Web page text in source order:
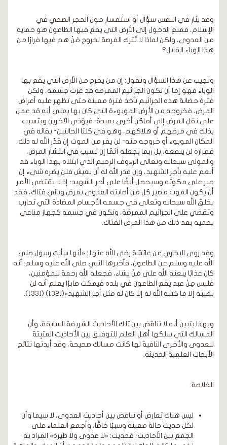
وقد يثار في النفس سؤال أو استفسار حول الحجر الصحي في
الإسلام، فمنع الدخول إلى الأرض التي يقع فيها الطاعون هو حماية
من العدوى، ولكن لماذا لا تُترك الفرصة لخروج مَنْ هم فيها فرارًا من
هذا الوباء القاتل؟
ونجيب عن هذا السؤال ونقول: إن من يخرج من الأرض التي يقع بها
الوباء فهو إما أن تكون الجراثيم الممرضة قد غزت جسمه، ولكن
فترة حضانة هذه الجراثيم تأخذ فترة معينة حتى تظهر عليه أعراض
المرض، فخروجه من الأرض الموبوءة التي كان بها يعني أنه قد عمل
على نقل المرض إلى أماكن أخرى بعيدة؛ فيؤذي الآخرين ويتسبب
بذلك في مرضهم أو هلاكهم، وهو في كلتا الحالتين- بقائه في
المكان الموبوء أو خروجه منه- لن يفر من الموت إن قدَّر الله له ذلك،
ففراره لن ينفعه، بل ربما يجعله آثمًا إن تسبب في انتشار المرض،
والمولى سبحانه وتعالى الرءوف الرحيم الذي ابتلاه بهذا الوباء قد
أنعم عليه بأجر الشهيد، وإن قدر الله له أن يعيش فلن يضره شيء إن
صبر على مكوثه وسيحصل أيضًا على أجر الشهيد؛ إذ لا يقتضي الأمر
أن يكون الموت مصير كل من أصابته العدوى بمرض وبائي فتاك، فقد
يخلق الله سبحانه وتعالى في جسمه الأجسام المضادة التي تحارب
وتقضي على الجراثيم الممرضة، وتكون في جسمه كجهاز مناعي
يحميه بعد ذلك من هذا المرض الفتاك.
وقد روى البخاري عن عائشة رضي الله عنها : «أنها سألت رسول صلى
الله عليه وسلم عن الطاعون، فأخبرها النبي صلى الله عليه وسلم: أنه
كان عذابًا يبعثه الله على مَنْ يشاء، فجعله الله رحمة للمؤمنين،
فليس مِنْ عبد يقع الطاعون في بلده فيمكث صابرًا يعلم أنه لن
يصيبه إلا ما كتبه الله له إلا كان له مثل أجر الشهيد»([32]) ([33]).
وبهذا يتبين أنه لا تناقض بين تلك الأحاديث الشريفة السابقة، وأن
المسالك التي سلكها أهل العلم للتوفيق بين الأحاديث المثبِتة
للعدوى والأخرى النافية لها كانت مسالك صحيحة، وقد أيدتها نتائج
الأبحاث العلمية الحديثة.
الخلاصة:
ليس هناك تعارض أو تناقض بين أحاديث العدوى، لا سيما وأن
لكل حديث حالة معينة وسببًا خاصًّا، وأجمع العلماء على
الجمع بين الأحاديث؛ فحديث: «لا عدوى ولا طيرة» المراد به